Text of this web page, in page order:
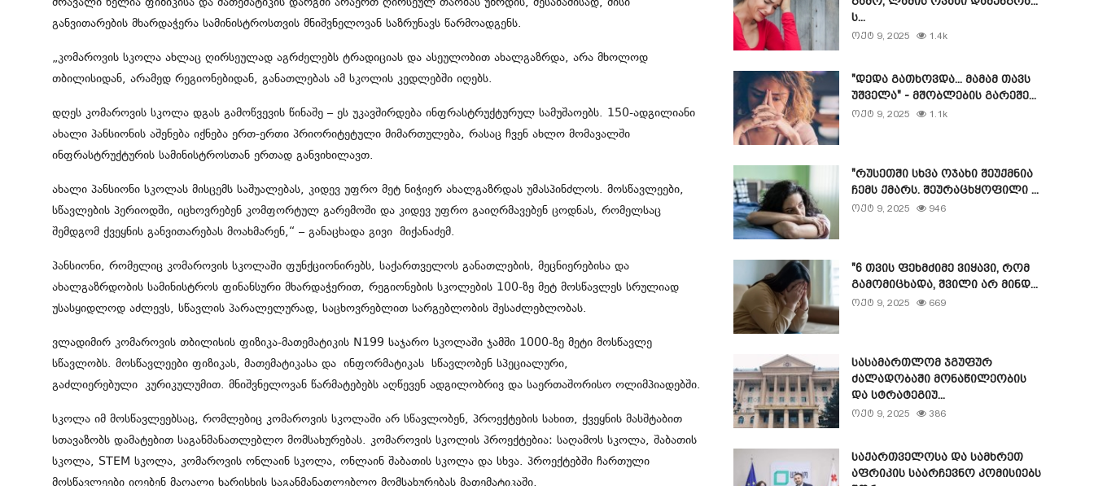
განვითარების მხარდაჭერა სამინისტროსთვის მნიშვნელოვან საზრუნავს წარმოადგენს.
„კომაროვის სკოლა ახლაც ღირსეულად აგრძელებს ტრადიციას და ასეულობით ახალგაზრდა, არა მხოლოდ
თბილისიდან, არამედ რეგიონებიდან, განათლებას ამ სკოლის კედლებში იღებს.
დღეს კომაროვის სკოლა დგას გამოწვევის წინაშე – ეს უკავშირდება ინფრასტრუქტურულ სამუშაოებს. 150-ადგილიანი
ახალი პანსიონის აშენება იქნება ერთ-ერთი პრიორიტეტული მიმართულება, რასაც ჩვენ ახლო მომავალში
ინფრასტრუქტურის სამინისტროსთან ერთად განვიხილავთ.
ახალი პანსიონი სკოლას მისცემს საშუალებას, კიდევ უფრო მეტ ნიჭიერ ახალგაზრდას უმასპინძლოს. მოსწავლეები,
სწავლების პერიოდში, იცხოვრებენ კომფორტულ გარემოში და კიდევ უფრო გაიღრმავებენ ცოდნას, რომელსაც
შემდგომ ქვეყნის განვითარებას მოახმარენ,“ – განაცხადა გივი მიქანაძემ.
პანსიონი, რომელიც კომაროვის სკოლაში ფუნქციონირებს, საქართველოს განათლების, მეცნიერებისა და
ახალგაზრდობის სამინისტროს ფინანსური მხარდაჭერით, რეგიონების სკოლების 100-ზე მეტ მოსწავლეს სრულიად
უსასყიდლოდ აძლევს, სწავლის პარალელურად, საცხოვრებლით სარგებლობის შესაძლებლობას.
ვლადიმირ კომაროვის თბილისის ფიზიკა-მათემატიკის N199 საჯარო სკოლაში ჯამში 1000-ზე მეტი მოსწავლე
სწავლობს. მოსწავლეები ფიზიკას, მათემატიკასა და ინფორმატიკას სწავლობენ სპეციალური,
გაძლიერებული კურიკულუმით. მნიშვნელოვან წარმატებებს აღწევენ ადგილობრივ და საერთაშორისო ოლიმპიადებში.
სკოლა იმ მოსწავლეებსაც, რომლებიც კომაროვის სკოლაში არ სწავლობენ, პროექტების სახით, ქვეყნის მასშტაბით
სთავაზობს დამატებით საგანმანათლებლო მომსახურებას. კომაროვის სკოლის პროექტებია: საღამოს სკოლა, შაბათის
სკოლა, STEM სკოლა, კომაროვის ონლაინ სკოლა, ონლაინ შაბათის სკოლა და სხვა. პროექტებში ჩართული
ს...
ოქტ 9, 2025 1.4k
"დედა გათხოვდა... მამამ თავს
უშველა" - მშობლების გარეშე...
ოქტ 9, 2025 1.1k
"რუსეთში სხვა ოჯახი შეუქმნია
ჩემს ქმარს. შეურაცხყოფილი ...
ოქტ 9, 2025 946
"6 თვის ფეხმძიმე ვიყავი, რომ
გამომიცხადა, შვილი არ მინდ...
ოქტ 9, 2025 669
სასამართლომ ჯგუფურ
ძალადობაში მონაწილეობის
და სტრატეგიუ...
ოქტ 9, 2025 386
საქართველოსა და სამხრეთ
აფრიკის საარჩევნო კომისიებს